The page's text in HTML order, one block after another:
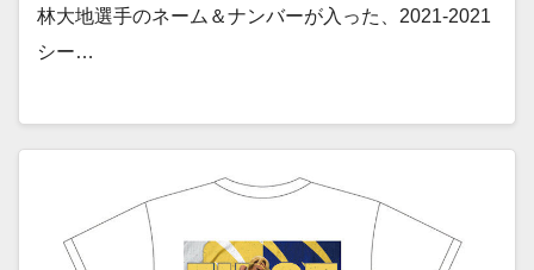
林大地選手のネーム＆ナンバーが入った、2021-2021
シー…